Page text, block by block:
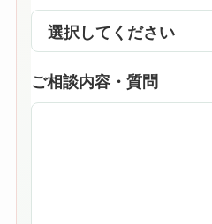
ご相談内容・質問